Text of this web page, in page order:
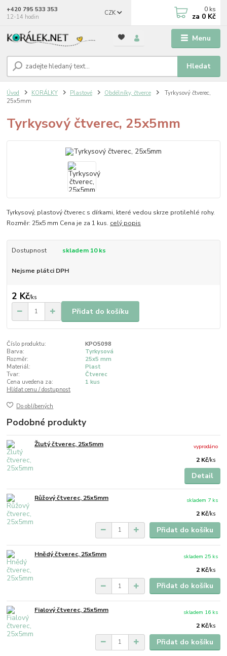
Menu
CZK
Hledat
+420 795 533 353
12-14 hodin
0 ks
za 0 Kč
Úvod KORÁLKY Plastové Obdélníky, čtverce
Tyrkysový čtverec,
25x5mm
Tyrkysový čtverec, 25x5mm
Tyrkysový, plastový čtverec s dírkami, které vedou skrze protilehlé rohy.
Rozměr: 25x5 mm Cena je za 1 kus. celý popis
Dostupnost skladem 10 ks
Nejsme plátci DPH
2 Kč/ks
Přidat do košíku
Číslo produktu:
KPO5098
Barva:
Tyrkysová
Rozměr:
25x5 mm
Materiál:
Plast
Tvar:
Čtverec
Cena uvedena za:
1 kus
Hlídat cenu / dostupnost
Do oblíbených
Podobné produkty
Žlutý čtverec, 25x5mm
2 Kč/ks
vyprodáno
Detail
Růžový čtverec, 25x5mm
2 Kč/ks
skladem 7 ks
Přidat do košíku
Hnědý čtverec, 25x5mm
2 Kč/ks
skladem 25 ks
Přidat do košíku
Fialový čtverec, 25x5mm
2 Kč/ks
skladem 16 ks
Přidat do košíku